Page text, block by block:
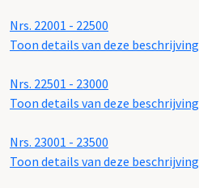
Nrs. 22001 - 22500
Toon details van deze beschrijving
Nrs. 22501 - 23000
Toon details van deze beschrijving
Nrs. 23001 - 23500
Toon details van deze beschrijving